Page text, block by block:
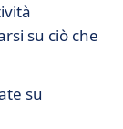
su ciò che
su